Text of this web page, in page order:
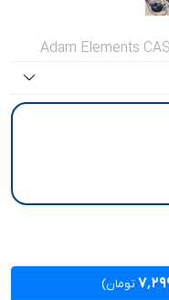
Adam Elements
تومان)